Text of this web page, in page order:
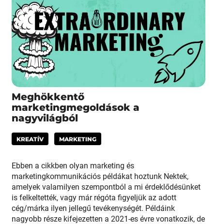
Meghökkentő
marketingmegoldások a
nagyvilágból
KREATÍV MARKETING
Ebben a cikkben olyan marketing és
marketingkommunikációs példákat hoztunk Nektek,
amelyek valamilyen szempontból a mi érdeklődésünket
is felkeltették, vagy már régóta figyeljük az adott
cég/márka ilyen jellegű tevékenységét. Példáink
nagyobb része kifejezetten a 2021-es évre vonatkozik, de